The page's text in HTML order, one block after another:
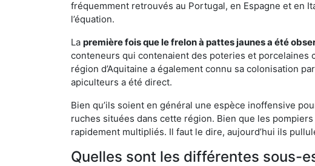
fréquemment retrouvés au Portugal, en Espagne et en
l’équation.
La première fois que le frelon à pattes jaunes a été
conteneurs qui contenaient des poteries et porcelaines
région d’Aquitaine a également connu sa colonisation
apiculteurs a été direct.
Bien qu’ils soient en général une espèce inoffensive
ruches situées dans cette région. Bien que les
rapidement multipliés. Il faut le dire, aujourd’hui ils
Quelles sont les différentes sous-